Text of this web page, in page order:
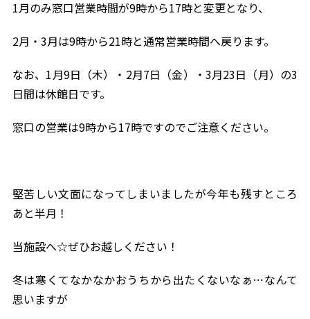
1月のみ窓口営業時間が9時から17時と変更となり、
2月・3月は9時から21時と通常営業時間へ戻ります。
なお、1月9日（木）・2月7日（金）・3月23日（月）の3
日間は休館日です。
窓口の営業は9時から17時ですのでご注意ください。
堅苦しい文面になってしまいましたが今年も残すところ
あと半月！
当施設へ☆ぜひお越しください！
冬は寒くてなかなかおうちから出たくないなぁ…なんて
思いますが